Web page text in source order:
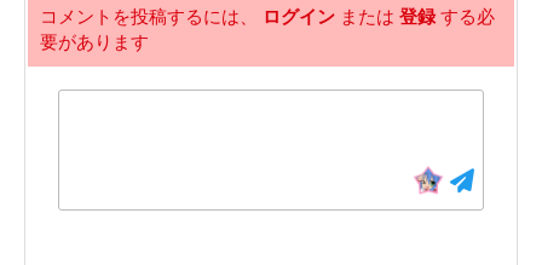
2年前
コメントを投稿するには、 ログイン または 登録する必
要があります